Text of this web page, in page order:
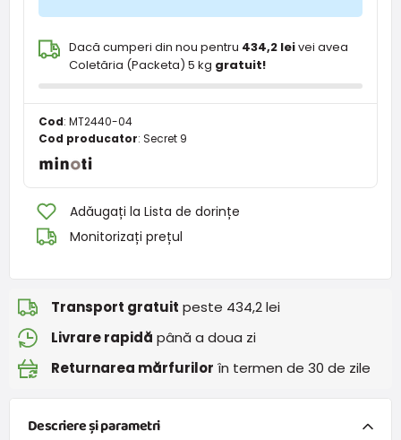
Dacă cumperi din nou pentru 434,2 leivei avea
Coletăria (Packeta) 5 kg gratuit!
Cod: MT2440-04
Cod producator: Secret 9
Adăugați la Lista de dorințe
Monitorizați prețul
Transport gratuit peste 434,2 lei
Livrare rapidă până a doua zi
Returnarea mărfurilor în termen de 30 de zile
Descriere și parametri